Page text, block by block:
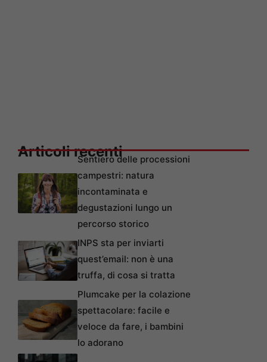
Articoli recentiSentiero delle processioni
campestri: natura
incontaminata e
degustazioni lungo un
percorso storico
INPS sta per inviarti
quest’email: non è una
truffa, di cosa si tratta
Plumcake per la colazione
spettacolare: facile e
veloce da fare, i bambini
lo adorano